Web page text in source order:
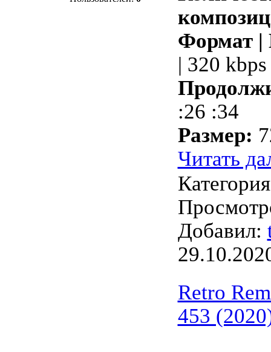
Формат |
| 320 kbps
:26 :34
Размер:
Читать
Добавил:
Retro
453